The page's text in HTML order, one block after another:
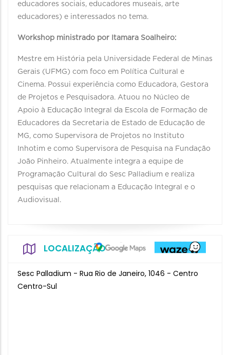
educadores sociais, educadores museais, arte
educadores) e interessados no tema.
Workshop ministrado por Itamara Soalheiro:
Mestre em História pela Universidade Federal de Minas
Gerais (UFMG) com foco em Política Cultural e
Cinema. Possui experiência como Educadora, Gestora
de Projetos e Pesquisadora. Atuou no Núcleo de
Apoio à Educação Integral da Escola de Formação de
Educadores da Secretaria de Estado de Educação de
MG, como Supervisora de Projetos no Instituto
Inhotim e como Supervisora de Pesquisa na Fundação
João Pinheiro. Atualmente integra a equipe de
Programação Cultural do Sesc Palladium e realiza
pesquisas que relacionam a Educação Integral e o
Audiovisual.
LOCALIZAÇÃO
Sesc Palladium - Rua Rio de Janeiro, 1046 - Centro
Centro-Sul